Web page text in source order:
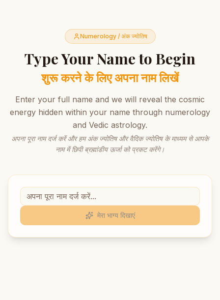
Numerology / अंक ज्योतिष
Type Your Name to Begin
शुरू करने के लिए अपना नाम लिखें
Enter your full name and we will reveal the cosmic
energy hidden within your name through numerology
and Vedic astrology.
अपना पूरा नाम दर्ज करें और हम अंक ज्योतिष और वैदिक ज्योतिष के माध्यम से आपके
नाम में छिपी ब्रह्मांडीय ऊर्जा को प्रकट करेंगे।
मेरा भाग्य दिखाएं